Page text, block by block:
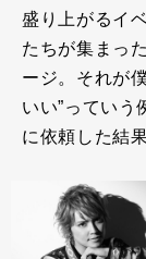
盛り上がるイ
たちが集まっ
ージ。それが
いい”っていう
に依頼した結